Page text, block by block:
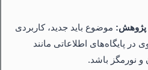
پژوهش: موضوع باید جدید، کاربردی
در پایگاه‌های اطلاعاتی مانند
نورمگز باشد.